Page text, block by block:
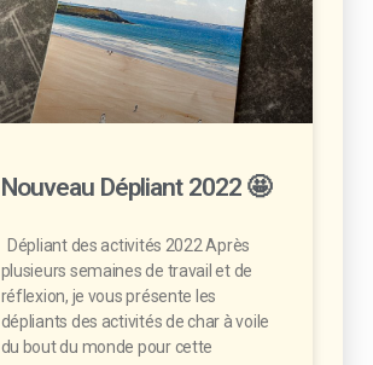
Nouveau Dépliant 2022 🤩
Dépliant des activités 2022 Après
plusieurs semaines de travail et de
réflexion, je vous présente les
dépliants des activités de char à voile
du bout du monde pour cette